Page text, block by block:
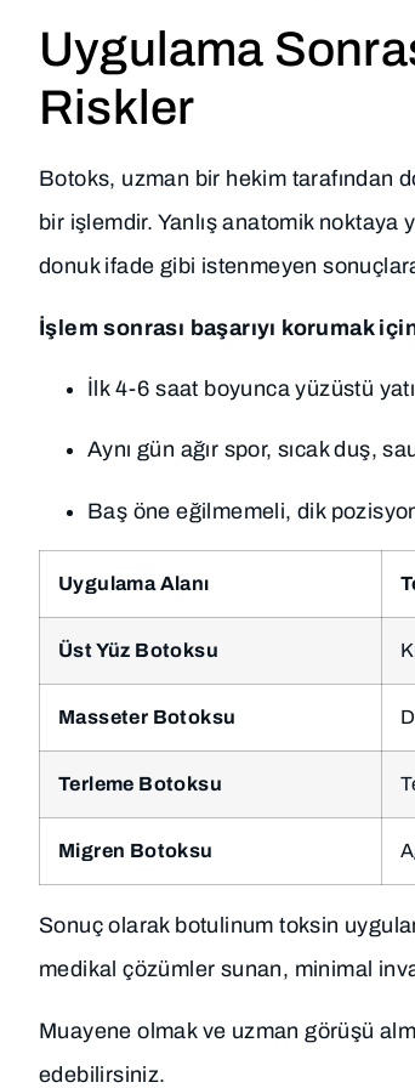
Uygulama
Riskler
Botoks, uzman bir hekim tarafından
bir işlemdir. Yanlış anatomik
donuk ifade gibi istenmeyen
İşlem sonrası başarıyı korumak
İlk 4-6 saat boyunca yüzüstü
Aynı gün ağır spor, sıcak duş,
Baş öne eğilmemeli, dik
Uygulama Alanı
Üst Yüz Botoksu
Masseter Botoksu
Terleme Botoksu
Migren Botoksu
Sonuç olarak botulinum toksin
medikal çözümler sunan, minimal
Muayene olmak ve uzman görüşü
edebilirsiniz.